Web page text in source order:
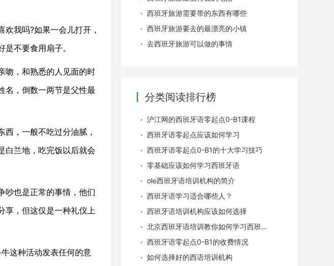
我吗?如果一会儿打开，
不要食用扇子。
，和熟悉的人见面的时
名，倒数一两节是父性最
，一般不吃过分油腻，
白兰地，吃完饭以后就会
也是正常的事情，他们
享，但这仅是一种礼仪上
这种活动发表任何的意
西班牙旅游需要带的东西有哪些
西班牙旅游要去的最漂亮的小镇
去西班牙旅游可以做的事情
分类阅读排行榜
沪江网的西班牙语零起点0-B1课程
西班牙语零起点应该如何学习
西班牙语零起点0-B1的十大学习技巧
零基础应该如何学习西班牙语
ole西班牙语培训机构的简介
西班牙语学习适合哪些人？
西班牙语培训机构应该如何选择
北京西班牙语培训教你如何学习西班牙语
西班牙语零起点0-B1的收费情况
如何选择好的西语培训机构